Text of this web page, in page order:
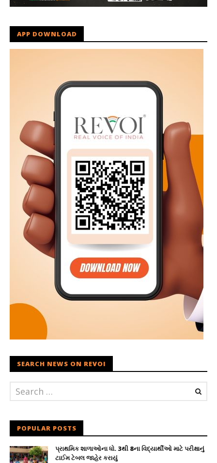
APP DOWNLOAD
SEARCH NEWS ON REVOI
POPULAR POSTS
પ્રાથમિક શાળાઓના ધો. 3થી 8ના વિદ્યાર્થીઓ માટે પરીક્ષાનું
ટાઈમ ટેબલ જાહેર કરાયું